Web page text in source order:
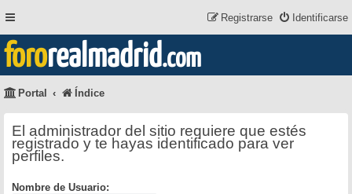
Identificarse
Registrarse
fororealmadrid.com
Portal Índice
El administrador del sitio requiere que estés
registrado y te hayas identificado para ver
perfiles.
Nombre de Usuario: